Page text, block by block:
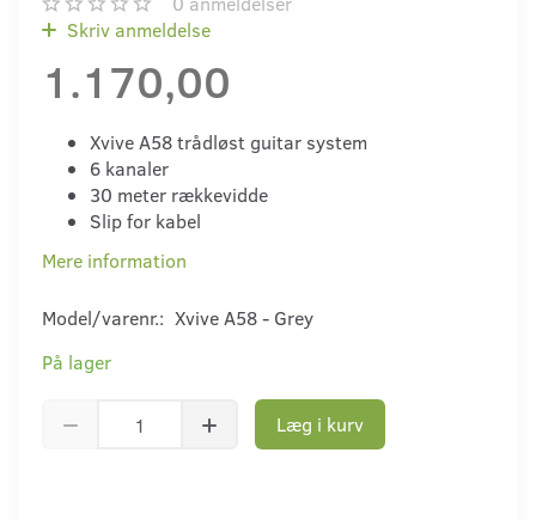
Skriv anmeldelse
1.170,00
Xvive A58 trådløst guitar system
6 kanaler
30 meter rækkevidde
Slip for kabel
Mere information
Model/varenr.: Xvive A58 - Grey
På lager
Læg i kurv